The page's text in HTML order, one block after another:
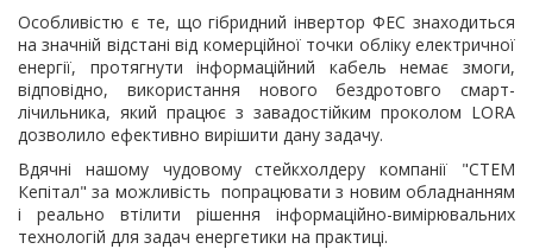
Особливістю є те, що гібридний інвертор ФЕС знаходиться
на значній відстані від комерційної точки обліку електричної
енергії, протягнути інформаційний кабель немає змоги,
відповідно, використання нового бездротовго смарт-
лічильника, який працює з завадостійким проколом LORA
дозволило ефективно вирішити дану задачу.
Вдячні нашому чудовому стейкхолдеру компанії "СТЕМ
Кепітал" за можливість попрацювати з новим обладнанням
і реально втілити рішення інформаційно-вимірювальних
технологій для задач енергетики на практиці.